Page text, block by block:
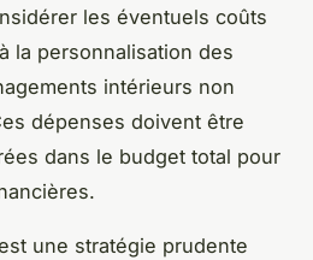
les éventuels coûts
la personnalisation des
intérieurs non
dépenses doivent être
dans le budget total pour
une stratégie prudente